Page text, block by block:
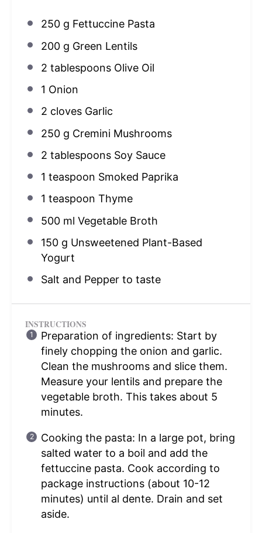
250 g Fettuccine Pasta
200 g Green Lentils
2 tablespoonsOlive Oil
1 Onion
2 cloves Garlic
250 g Cremini Mushrooms
2 tablespoonsSoy Sauce
1 teaspoon Smoked Paprika
1 teaspoon Thyme
500ml Vegetable Broth
150 g Unsweetened Plant-Based
Yogurt
Salt and Pepper to taste
INSTRUCTIONS
Preparation of ingredients: Start by
finely chopping the onion and garlic.
Clean the mushrooms and slice them.
Measure your lentils and prepare the
vegetable broth. This takes about 5
minutes.
Cooking the pasta: In a large pot, bring
salted water to a boil and add the
fettuccine pasta. Cook according to
package instructions (about 10-12
minutes) until al dente. Drain and set
aside.